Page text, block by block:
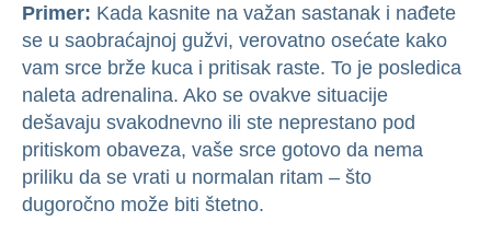
Primer: Kada kasnite na važan sastanak i nađete
se u saobraćajnoj gužvi, verovatno osećate kako
vam srce brže kuca i pritisak raste. To je posledica
naleta adrenalina. Ako se ovakve situacije
dešavaju svakodnevno ili ste neprestano pod
pritiskom obaveza, vaše srce gotovo da nema
priliku da se vrati u normalan ritam – što
dugoročno može biti štetno.